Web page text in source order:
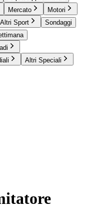
Mercato
Motori
Altri Sport
Sondaggi
Altri Speciali